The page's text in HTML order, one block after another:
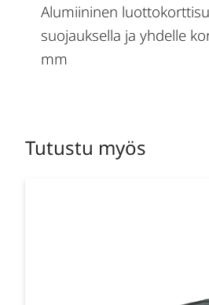
Alumiininen
suojauksella ja yhdelle
mm
Tutustu myös